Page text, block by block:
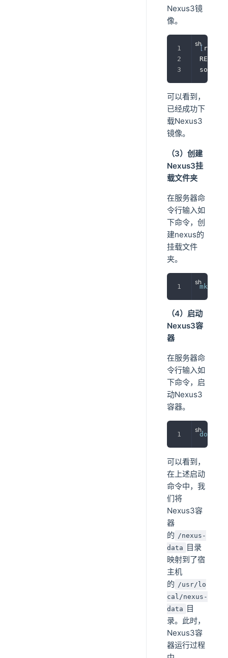
Nexus3镜
像。
[
可以看到，
已经成功下
载Nexus3
镜像。
（3）创建
Nexus3挂
载文件夹
在服务器命
令行输入如
下命令，创
建nexus的
挂载文件
夹。
mkdir
（4）启动
Nexus3容
器
在服务器命
令行输入如
下命令，启
动Nexus3
容器。
docker
可以看到，
在上述启动
命令中，我
们将
Nexus3容
器
的 /nexus-
data 目录
映射到了宿
主机
的 /usr/lo
cal/nexus-
data 目
录。此时，
Nexus3容
器运行过程